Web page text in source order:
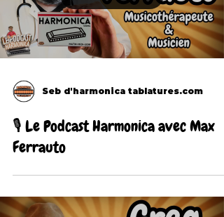
Seb d'harmonica tablatures.com
🎙 Le Podcast Harmonica avec Max
Ferrauto